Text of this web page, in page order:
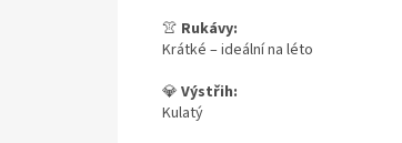
👚 Rukávy:
Krátké – ideální na léto
💎 Výstřih:
Kulatý